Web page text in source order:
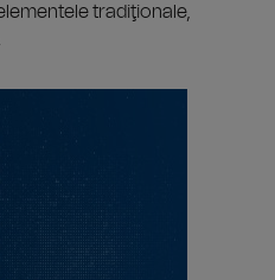
tradiţionale,